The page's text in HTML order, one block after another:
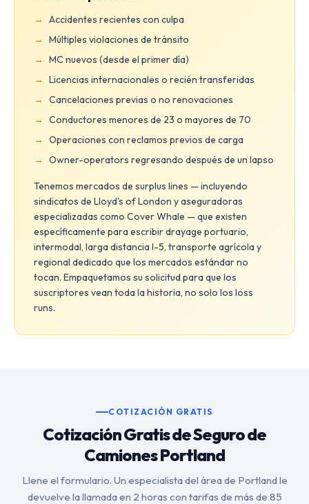
Accidentes recientes con culpa
Múltiples violaciones de tránsito
MC nuevos (desde el primer día)
Licencias internacionales o recién transferidas
Cancelaciones previas o no renovaciones
Conductores menores de 23 o mayores de 70
Operaciones con reclamos previos de carga
Owner-operators regresando después de un lapso
Tenemos mercados de surplus lines — incluyendo
sindicatos de Lloyd's of London y aseguradoras
especializadas como Cover Whale — que existen
específicamente para escribir drayage portuario,
intermodal, larga distancia I-5, transporte agrícola y
regional dedicado que los mercados estándar no
tocan. Empaquetamos su solicitud para que los
suscriptores vean toda la historia, no solo los loss
runs.
COTIZACIÓN GRATIS
Cotización Gratis de Seguro de
Camiones Portland
Llene el formulario. Un especialista del área de Portland le
devuelve la llamada en 2 horas con tarifas de más de 85